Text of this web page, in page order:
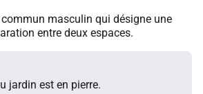
masculin qui désigne une
entre deux espaces.
jardin est en pierre.